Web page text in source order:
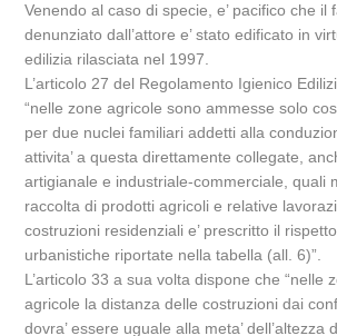
Venendo al caso di specie, e’ pacifico che il
denunziato dall’attore e’ stato edificato in
edilizia rilasciata nel 1997.
L’articolo 27 del Regolamento Igienico
“nelle zone agricole sono ammesse solo
per due nuclei familiari addetti alla
attivita’ a questa direttamente collegate,
artigianale e industriale-commerciale, quali
raccolta di prodotti agricoli e relative
costruzioni residenziali e’ prescritto il
urbanistiche riportate nella tabella (all. 6)”.
L’articolo 33 a sua volta dispone che “nelle
agricole la distanza delle costruzioni dai
dovra’ essere uguale alla meta’ dell’altezza